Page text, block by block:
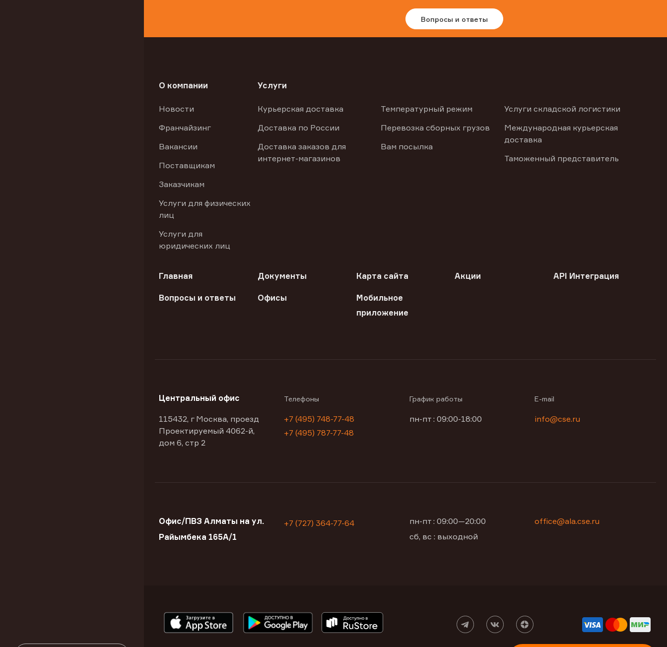
Вопросы и ответы
О компании
Новости
Франчайзинг
Вакансии
Поставщикам
Заказчикам
Услуги для физических
лиц
Услуги для
юридических лиц
Услуги
Курьерская доставка
Доставка по России
Доставка заказов для
интернет-магазинов
Температурный режим
Перевозка сборных грузов
Вам посылка
Услуги складской логистики
Международная курьерская
доставка
Таможенный представитель
Главная Документы Карта сайта Акции API Интеграция
Вопросы и ответы Офисы
Мобильное
приложение
Центральный офис
115432, г Москва, проезд
Проектируемый 4062-й,
дом 6, стр 2
Телефоны
+7 (495) 748-77-48
+7 (495) 787-77-48
График работы
пн-пт : 09:00-18:00
E-mail
info@cse.ru
Офис/ПВЗ Алматы на ул.
Райымбека 165А/1
+7 (727) 364-77-64
пн-пт : 09:00—20:00
сб, вс : выходной
office@ala.cse.ru